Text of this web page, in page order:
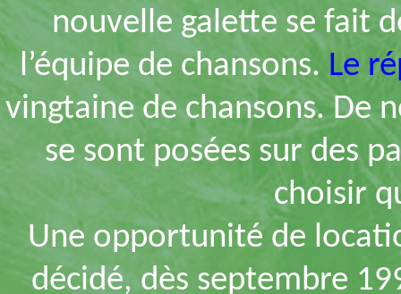
nouvelle galette se fait
l’équipe de chansons. Le
vingtaine de chansons. De
se sont posées sur des
choisir
Une opportunité de
décidé, dès septembre